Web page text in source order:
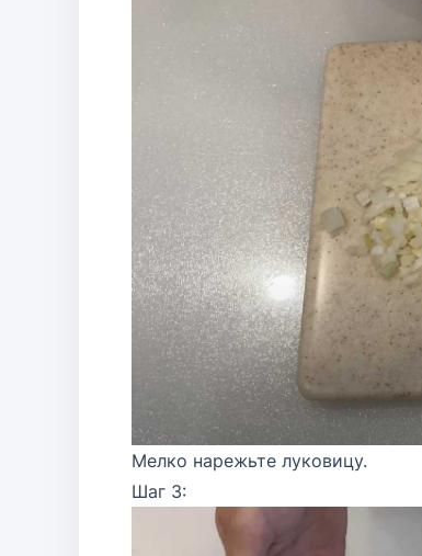
Мелко нарежьте луковицу.
Шаг 3: